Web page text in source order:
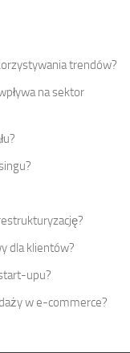
trendów?
na sektor
dla klientów?
upu?
w e-commerce?